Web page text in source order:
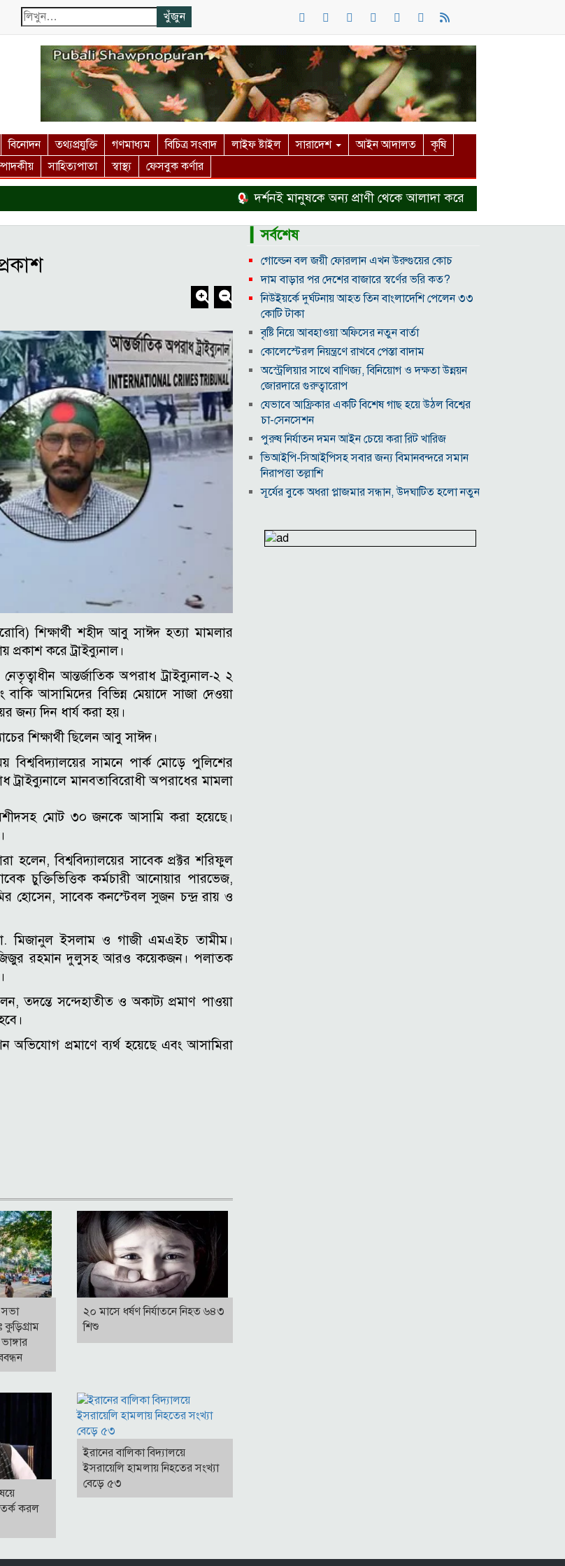
বিনোদন তথ্যপ্রযুক্তি গণমাধ্যম বিচিত্র সংবাদ লাইফ ষ্টাইল সারাদেশ আইন আদালত
কৃষি
সাহিত্যপাতা স্বাস্থ্য ফেসবুক কর্ণার
দর্শনই মানুষকে অন্য প্রাণী থেকে আলাদা করে হত্যা মামলা থেকে
শিক্ষার্থী শহীদ আবু সাঈদ হত্যা মামলার
প্রকাশ করে ট্রাইব্যুনাল।
আন্তর্জাতিক অপরাধ ট্রাইব্যুনাল-২ ২
আসামিদের বিভিন্ন মেয়াদে সাজা দেওয়া
জন্য দিন ধার্য করা হয়।
শিক্ষার্থী ছিলেন আবু সাঈদ।
সামনে পার্ক মোড়ে পুলিশের
মানবতাবিরোধী অপরাধের মামলা
রশীদসহ মোট ৩০ জনকে আসামি করা হয়েছে।
হলেন, বিশ্ববিদ্যালয়ের সাবেক প্রক্টর শরিফুল
চুক্তিভিত্তিক কর্মচারী আনোয়ার পারভেজ,
হোসেন, সাবেক কনস্টেবল সুজন চন্দ্র রায় ও
মিজানুল ইসলাম ও গাজী এমএইচ তামীম।
রহমান দুলুসহ আরও কয়েকজন। পলাতক
তদন্তে সন্দেহাতীত ও অকাট্য প্রমাণ পাওয়া
অভিযোগ প্রমাণে ব্যর্থ হয়েছে এবং আসামিরা
সভা
২০ মাসে ধর্ষণ নির্যাতনে নিহত ৬৪৩
শিশু
করল
ইরানের বালিকা বিদ্যালয়ে
ইসরায়েলি হামলায় নিহতের সংখ্যা
বেড়ে ৫৩
▎সর্বশেষ
গোল্ডেন বল জয়ী ফোরলান এখন উরুগুয়ের কোচ
দাম বাড়ার পর দেশের বাজারে স্বর্ণের ভরি কত?
নিউইয়র্কে দুর্ঘটনায় আহত তিন বাংলাদেশি পেলেন ৩৩
কোটি টাকা
বৃষ্টি নিয়ে আবহাওয়া অফিসের নতুন বার্তা
কোলেস্টেরল নিয়ন্ত্রণে রাখবে পেস্তা বাদাম
অস্ট্রেলিয়ার সাথে বাণিজ্য, বিনিয়োগ ও দক্ষতা উন্নয়ন
জোরদারে গুরুত্বারোপ
যেভাবে আফ্রিকার একটি বিশেষ গাছ হয়ে উঠল বিশ্বের
চা-সেনসেশন
পুরুষ নির্যাতন দমন আইন চেয়ে করা রিট খারিজ
ভিআইপি-সিআইপিসহ সবার জন্য বিমানবন্দরে সমান
নিরাপত্তা তল্লাশি
সূর্যের বুকে অধরা প্লাজমার সন্ধান, উদ্ঘাটিত হলো নতুন
উপমহাদেশের প্রভাবশালী ১০ সুফি সাধক
প্রতারণা মামলায় সালমান খানকে আদালতে তলব